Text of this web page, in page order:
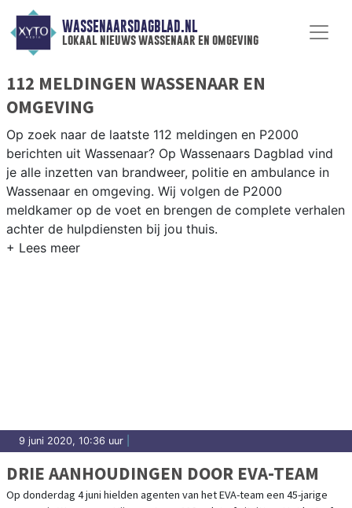
WASSENAARSDAGBLAD.NL
lokaal nieuws wassenaar en omgeving
112 MELDINGEN WASSENAAR EN
OMGEVING
Op zoek naar de laatste 112 meldingen en P2000
berichten uit Wassenaar? Op Wassenaars Dagblad vind
je alle inzetten van brandweer, politie en ambulance in
Wassenaar en omgeving. Wij volgen de P2000
meldkamer op de voet en brengen de complete verhalen
achter de hulpdiensten bij jou thuis.
9 juni 2020, 10:36 uur
DRIE AANHOUDINGEN DOOR EVA-TEAM
Op donderdag 4 juni hielden agenten van het EVA-team een 45-jarige